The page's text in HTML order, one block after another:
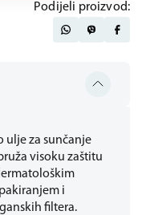
ulje za sunčanje
visoku zaštitu
i
filtera.
Podijeli proizvod: